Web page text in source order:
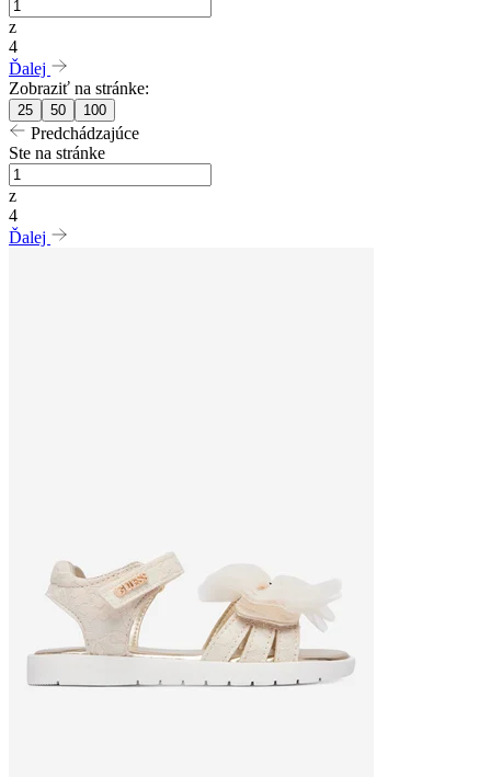
z
4
Ďalej
Zobraziť na stránke:
25 50 100
Predchádzajúce
Ste na stránke
z
4
Ďalej